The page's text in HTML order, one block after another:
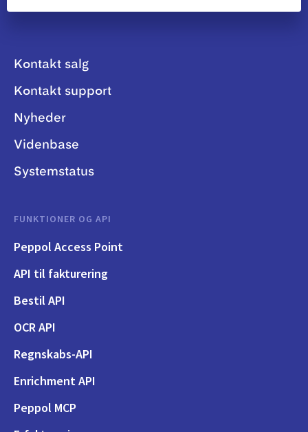
Kontakt salg
Kontakt support
Nyheder
Videnbase
Systemstatus
FUNKTIONER OG API
Peppol Access Point
API til fakturering
Bestil API
OCR API
Regnskabs-API
Enrichment API
Peppol MCP